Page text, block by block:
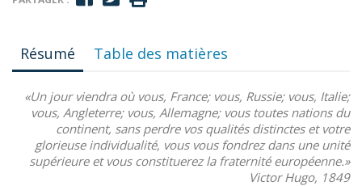
Résumé Table des matières
«Un jour viendra où vous, France; vous, Russie; vous, Italie;
vous, Angleterre; vous, Allemagne; vous toutes nations du
continent, sans perdre vos qualités distinctes et votre
glorieuse individualité, vous vous fondrez dans une unité
supérieure et vous constituerez la fraternité européenne.»
Victor Hugo, 1849